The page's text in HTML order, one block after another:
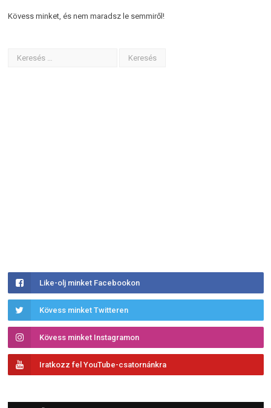
Kövess minket, és nem maradsz le semmiről!
Like-olj minket Facebookon
Kövess minket Twitteren
Kövess minket Instagramon
Iratkozz fel YouTube-csatornánkra